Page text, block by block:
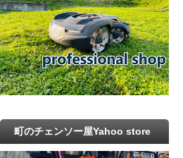
町のチェンソー屋Yahoo store